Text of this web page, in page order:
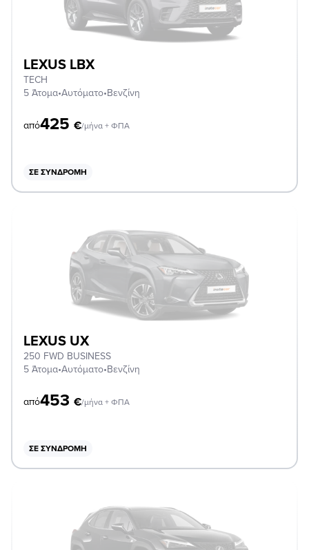
LEXUS LBX
TECH
5 Άτομα•Αυτόματο•Βενζίνη
από425 €/μήνα + ΦΠΑ
ΣΕ ΣΥΝΔΡΟΜΉ
LEXUS UX
250 FWD BUSINESS
5 Άτομα•Αυτόματο•Βενζίνη
από453 €/μήνα + ΦΠΑ
ΣΕ ΣΥΝΔΡΟΜΉ